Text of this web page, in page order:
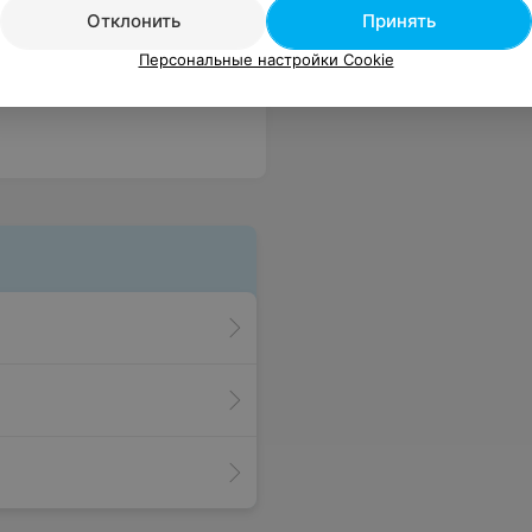
ваш постоянный клиент Дарья Еще
Отклонить Принять
Персональные настройки Cookie